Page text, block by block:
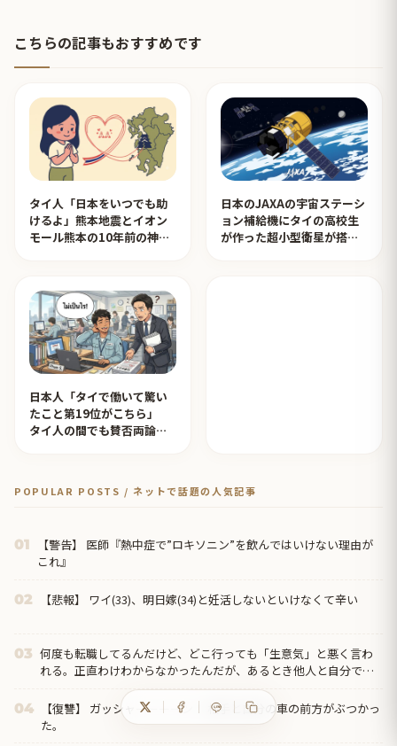
こちらの記事もおすすめです
タイ人「日本をいつでも助
けるよ」熊本地震とイオン
モール熊本の10年前の神対
日本のJAXAの宇宙ステーシ
ョン補給機にタイの高校生
が作った超小型衛星が搭載
日本人「タイで働いて驚い
たこと第19位がこちら」
タイ人の間でも賛否両論
POPULAR POSTS / ネットで話題の人気記事
01
【警告】 医師『熱中症で”ロキソニン”を飲んではいけない理由が
これ』
02 【悲報】 ワイ(33)、明日嫁(34)と妊活しないといけなくて辛い
03 何度も転職してるんだけど、どこ行っても「生意気」と悪く言わ
れる。正直わけわからなかったんだが、あるとき他人と自分では
外見に大きく差がある事に気づいて…
04
【復讐】 ガッシャーーーーン！ 相手と自分の車の前方がぶつかっ
た。